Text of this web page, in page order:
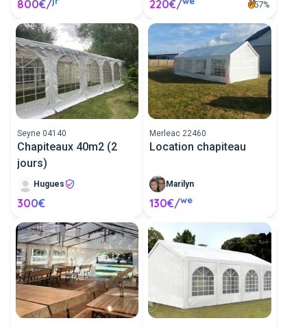
800€/ 220€/ 57%
Seyne 04140
Chapiteaux 40m2 (2
jours)
Hugues
300€
Merleac 22460
Location chapiteau
Marilyn
130€/we